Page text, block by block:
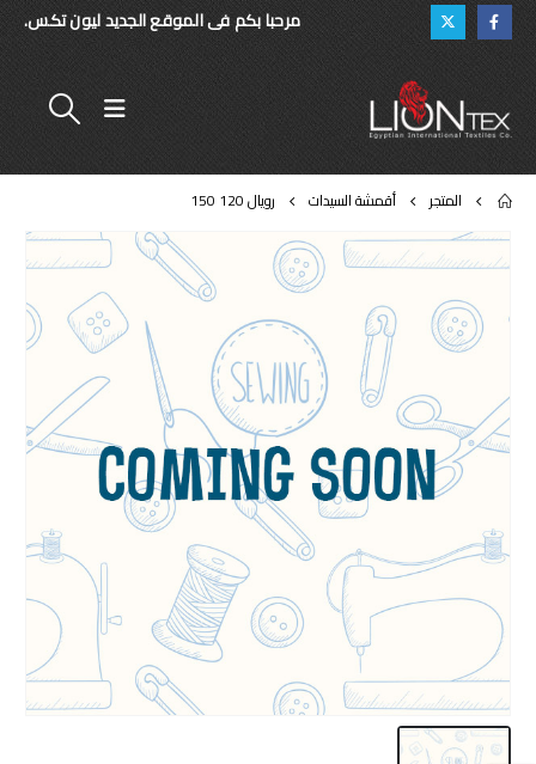
مرحبا بكم فى الموقع الجديد ليون تكس.
المتجر أقمشة السيدات رويال 120 150